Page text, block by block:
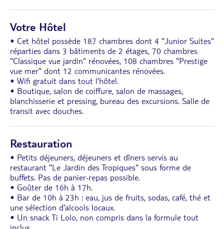
Votre Hôtel
• Cet hôtel possède 187 chambres dont 4 "Junior Suites"
réparties dans 3 bâtiments de 2 étages, 70 chambres
"Classique vue jardin" rénovées, 108 chambres "Prestige
vue mer" dont 12 communicantes rénovées.
• Wifi gratuit dans tout l’hôtel.
• Boutique, salon de coiffure, salon de massages,
blanchisserie et pressing, bureau des excursions. Salle de
transit avec douches.
Restauration
• Petits déjeuners, déjeuners et dîners servis au
restaurant "Le Jardin des Tropiques" sous forme de
buffets. Pas de panier-repas possible.
• Goûter de 16h à 17h.
• Bar de 10h à 23h : eau, jus de fruits, sodas, café, thé et
une sélection d'alcools locaux.
• Un snack Ti Lolo, non compris dans la formule tout